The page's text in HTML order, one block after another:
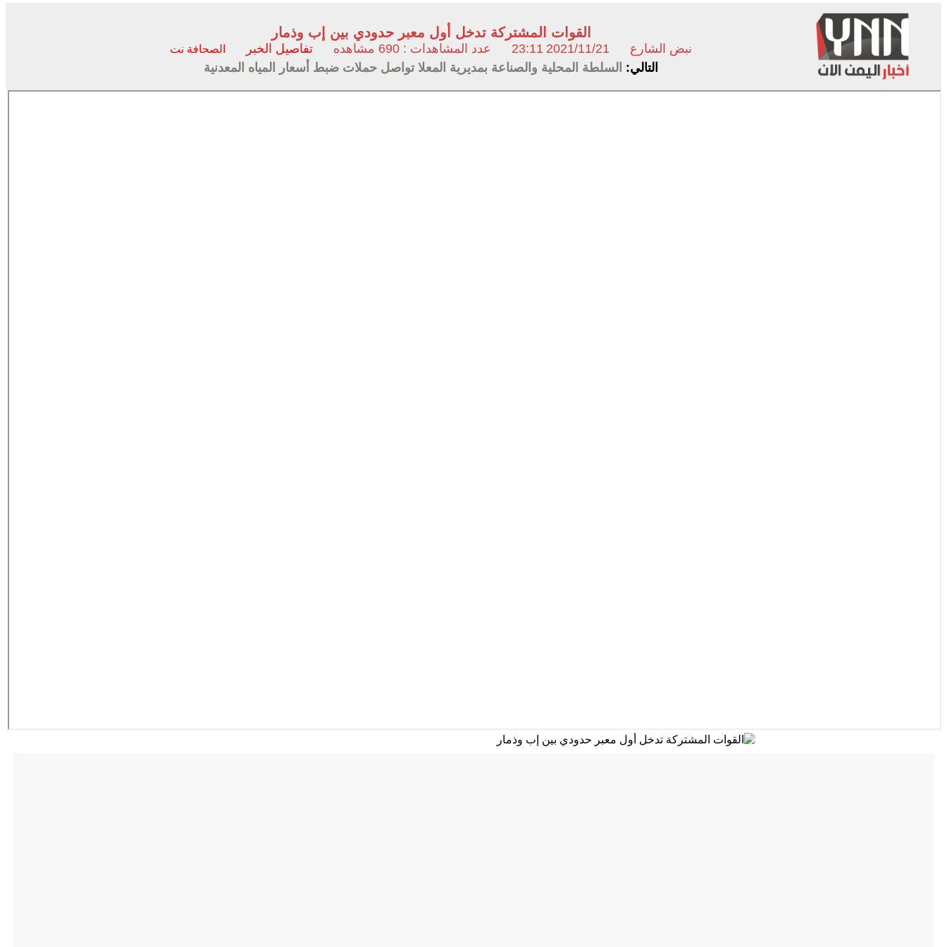
القوات المشتركة تدخل أول معبر حدودي بين إب وذمار
نبض الشارع 2021/11/21
23:11 عدد المشاهدات : 690 مشاهده تفاصيل الخبر الصحافة نت
التالي: السلطة المحلية والصناعة بمديرية المعلا تواصل حملات ضبط أسعار المياه المعدنية